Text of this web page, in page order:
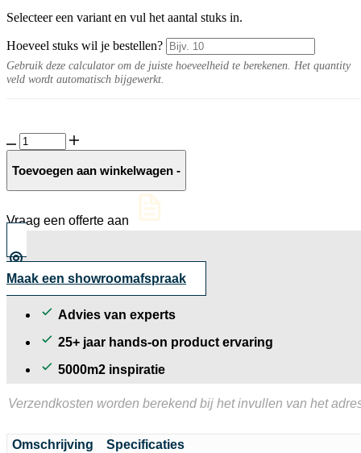
Selecteer een variant en vul het aantal stuks in.
Hoeveel stuks wil je bestellen?
Gebruik deze calculator om de juiste hoeveelheid te berekenen. Het quantity
veld wordt automatisch bijgewerkt.
Grauwacke
split
8-
Toevoegen aan winkelwagen -
Vraag een offerte aan
Maak een showroomafspraak
Advies van experts
25+ jaar hands-on product ervaring
5000m2 inspiratie
Verzendkosten worden berekend bij het invullen van het
Omschrijving Specificaties